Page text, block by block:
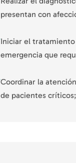
presentan con
Iniciar el
emergencia que
Coordinar la
de pacientes críticos;